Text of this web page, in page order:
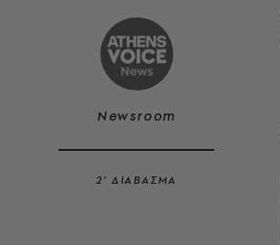
Newsroom
2’ ΔΙΑΒΑΣΜΑ